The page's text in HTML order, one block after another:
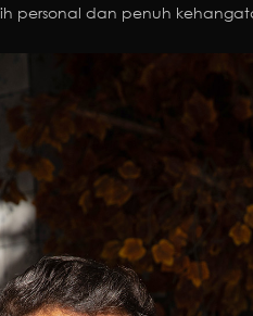
personal dan penuh